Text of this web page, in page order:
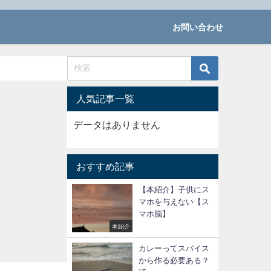
お問い合わせ
人気記事一覧
データはありません
おすすめ記事
本紹介
【本紹介】子供にス
マホを与えない【ス
マホ脳】
カレーってスパイス
から作る必要ある？